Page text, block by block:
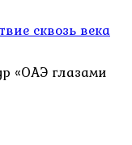
сквозь века
«ОАЭ глазами